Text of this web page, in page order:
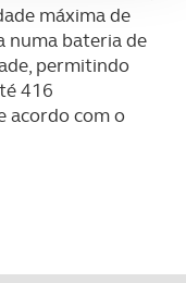
relativa à sua
e de análise, com
países terceiros.
internacionais de
de Cookies e
máxima de
numa bateria de
permitindo
416
acordo com o